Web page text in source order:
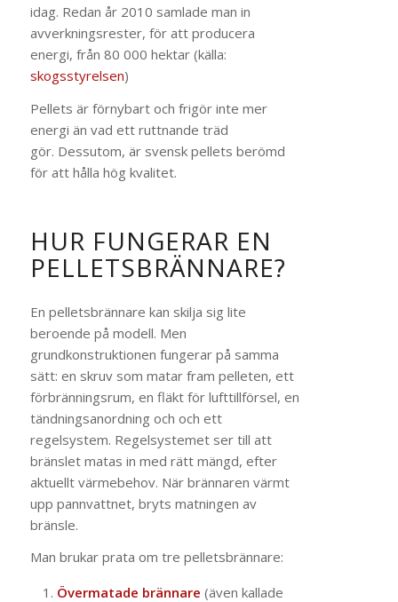
idag. Redan år 2010 samlade man in
avverkningsrester, för att producera
energi, från 80 000 hektar (källa:
skogsstyrelsen)
Pellets är förnybart och frigör inte mer
energi än vad ett ruttnande träd
gör. Dessutom, är svensk pellets berömd
för att hålla hög kvalitet.
HUR FUNGERAR EN
PELLETSBRÄNNARE?
En pelletsbrännare kan skilja sig lite
beroende på modell. Men
grundkonstruktionen fungerar på samma
sätt: en skruv som matar fram pelleten, ett
förbränningsrum, en fläkt för lufttillförsel, en
tändningsanordning och och ett
regelsystem. Regelsystemet ser till att
bränslet matas in med rätt mängd, efter
aktuellt värmebehov. När brännaren värmt
upp pannvattnet, bryts matningen av
bränsle.
Man brukar prata om tre pelletsbrännare:
Övermatade brännare (även kallade